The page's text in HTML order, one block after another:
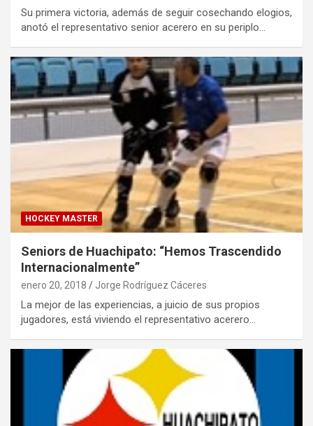
Su primera victoria, además de seguir cosechando elogios,
anotó el representativo senior acerero en su periplo…
HOCKEY MASTER
Seniors de Huachipato: “Hemos Trascendido
Internacionalmente”
enero 20, 2018 Jorge Rodríguez Cáceres
La mejor de las experiencias, a juicio de sus propios
jugadores, está viviendo el representativo acerero…